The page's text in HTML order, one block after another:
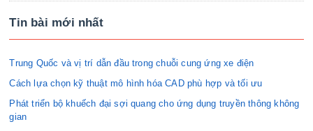
Tin bài mới nhất
Trung Quốc và vị trí dẫn đầu trong chuỗi cung ứng xe điện
Cách lựa chọn kỹ thuật mô hình hóa CAD phù hợp và tối ưu
Phát triển bộ khuếch đại sợi quang cho ứng dụng truyền thông không
gian